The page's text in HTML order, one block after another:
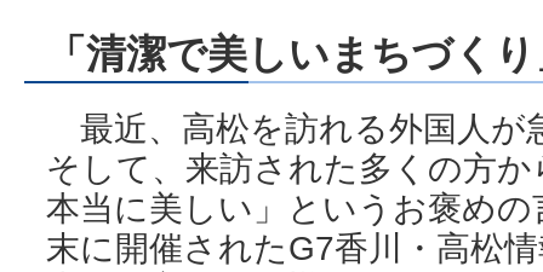
「清潔で美しいまちづく
最近、高松を訪れる外国人が
そして、来訪された多くの方
本当に美しい」というお褒め
末に開催されたG7香川・高松